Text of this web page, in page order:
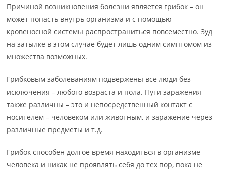
Причиной возникновения болезни является грибок – он
может попасть внутрь организма и с помощью
кровеносной системы распространиться повсеместно. Зуд
на затылке в этом случае будет лишь одним симптомом из
множества возможных.
Грибковым заболеваниям подвержены все люди без
исключения – любого возраста и пола. Пути заражения
также различны – это и непосредственный контакт с
носителем – человеком или животным, и заражение через
различные предметы и т.д.
Грибок способен долгое время находиться в организме
человека и никак не проявлять себя до тех пор, пока не